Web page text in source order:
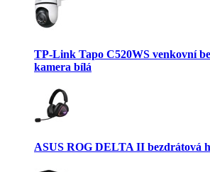
TP-Link Tapo C520WS venkovní
kamera bílá
ASUS ROG DELTA II bezdrátová